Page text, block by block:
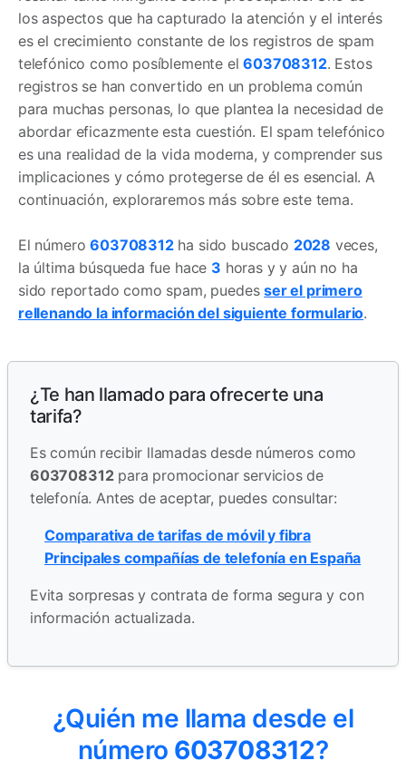
los aspectos que ha capturado la atención y el interés
es el crecimiento constante de los registros de spam
telefónico como posíblemente el603708312. Estos
registros se han convertido en un problema común
para muchas personas, lo que plantea la necesidad de
abordar eficazmente esta cuestión. El spam telefónico
es una realidad de la vida moderna, y comprender sus
implicaciones y cómo protegerse de él es esencial. A
continuación, exploraremos más sobre este tema.
El número603708312ha sido buscado 2028 veces,
la última búsqueda fue hace 3 horas y y aún no ha
sido reportado como spam, puedesser el primero
rellenando la información del siguiente formulario.
¿Te han llamado para ofrecerte una
tarifa?
Es común recibir llamadas desde números como
603708312para promocionar servicios de
telefonía. Antes de aceptar, puedes consultar:
Comparativa de tarifas de móvil y fibra
Principales compañías de telefonía en España
Evita sorpresas y contrata de forma segura y con
información actualizada.
¿Quién me llama desde el
número 603708312?